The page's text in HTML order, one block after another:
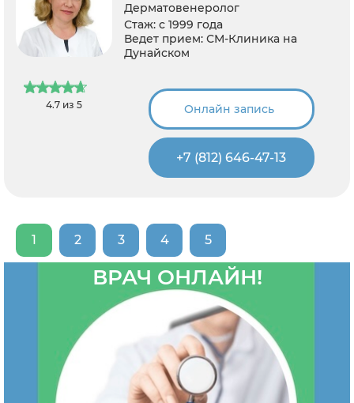
4.7 из 5
Дерматовенеролог
Стаж: с 1999 года
Ведет прием: СМ-Клиника на
Дунайском
Онлайн запись
+7 (812) 646-47-13
1 2 3 4 5
ВРАЧ ОНЛАЙН!